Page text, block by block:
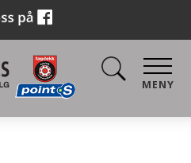
MENY